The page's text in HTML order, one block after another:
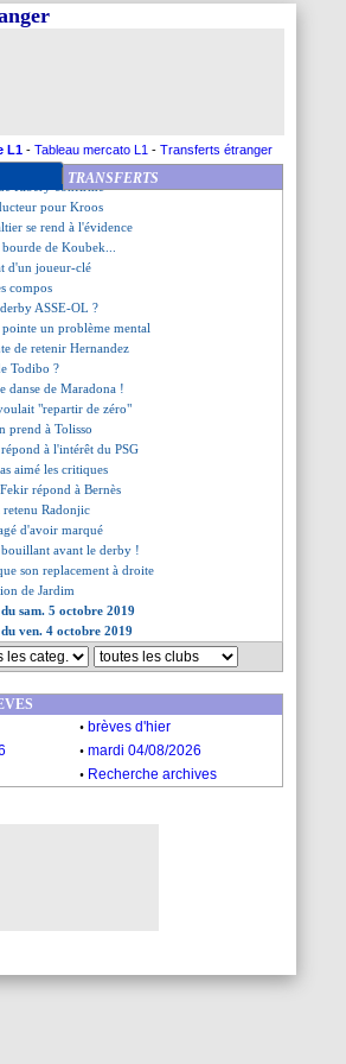
L1 - Tableau mercato L1 - Transferts étranger
TRANSFERTS
point" pour Briançon
(fini)
encore blessé
est à Lille
Ribéry confirme
pour Kroos
se rend à l'évidence
de Koubek...
d'un joueur-clé
compos
ASSE-OL ?
pointe un problème mental
de retenir Hernandez
Todibo ?
danse de Maradona !
"repartir de zéro"
prend à Tolisso
à l'intérêt du PSG
aimé les critiques
répond à Bernès
retenu Radonjic
d'avoir marqué
avant le derby !
son replacement à droite
de Jardim
sam. 5 octobre 2019
ven. 4 octobre 2019
. brèves d'hier
. mardi 04/08/2026
. Recherche archives